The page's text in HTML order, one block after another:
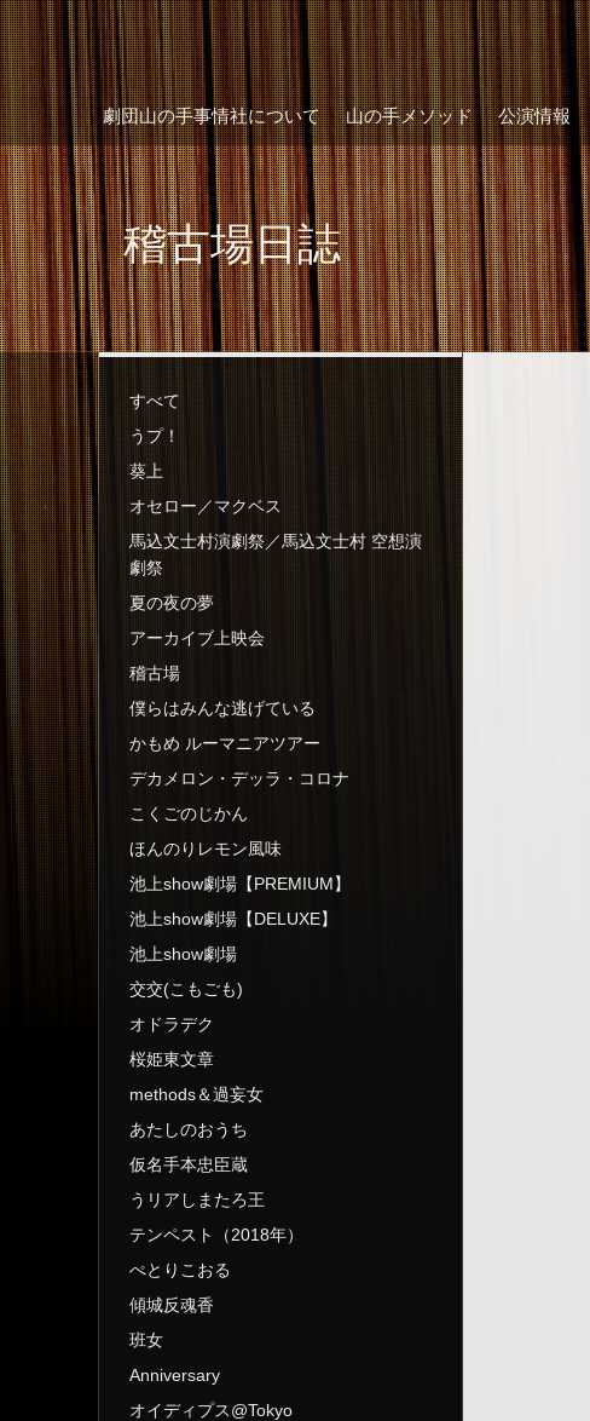
劇団山の手事情社について 山の手メソッド 公演情報
稽古場日誌
すべて
うプ！
葵上
オセロー／マクベス
馬込文士村演劇祭／馬込文士村 空想演
劇祭
夏の夜の夢
アーカイブ上映会
稽古場
僕らはみんな逃げている
かもめ ルーマニアツアー
デカメロン・デッラ・コロナ
こくごのじかん
ほんのりレモン風味
池上show劇場【PREMIUM】
池上show劇場【DELUXE】
池上show劇場
交交(こもごも)
オドラデク
桜姫東文章
methods＆過妄女
あたしのおうち
仮名手本忠臣蔵
うリアしまたろ王
テンペスト（2018年）
ぺとりこおる
傾城反魂香
班女
Anniversary
オイディプス@Tokyo